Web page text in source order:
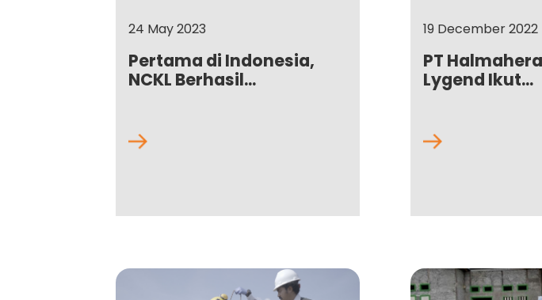
24 May 2023
Pertama di Indonesia,
NCKL Berhasil...
19 December 2022
PT
Lygend Ikut...